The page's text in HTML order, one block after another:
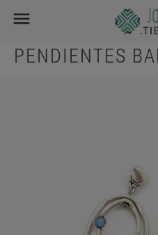

PENDIENTES